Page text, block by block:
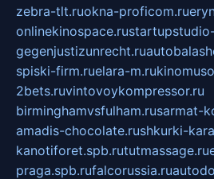
zebra-tlt.ruokna-proficom.ru
onlinekinospace.ru
gegenjustizunrecht.ru
spiski-firm.ruelara-m.ru
2bets.ruvintovoykompressor.ru
birminghamvsfulham.rusarmat-
amadis-chocolate.rushkurki-
kanotiforet.spb.rututmassage.ru
praga.spb.rufalcorussia.ru